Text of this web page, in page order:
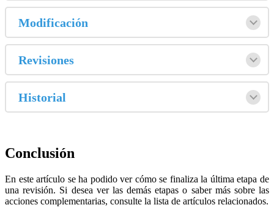
Modificación
Revisiones
Historial
Conclusión
En este artículo se ha podido ver cómo se finaliza la última etapa de
una revisión. Si desea ver las demás etapas o saber más sobre las
acciones complementarias, consulte la lista de artículos relacionados.